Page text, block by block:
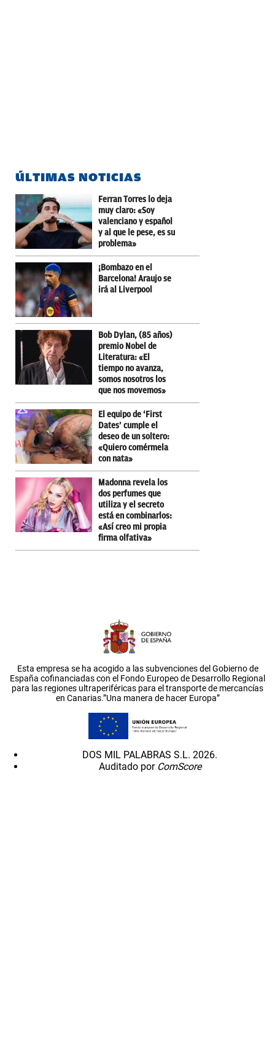
ÚLTIMAS NOTICIAS
Ferran Torres lo deja
muy claro: «Soy
valenciano y español
y al que le pese, es su
problema»
¡Bombazo en el
Barcelona! Araujo se
irá al Liverpool
Bob Dylan, (85 años)
premio Nobel de
Literatura: «El
tiempo no avanza,
somos nosotros los
que nos movemos»
El equipo de ‘First
Dates’ cumple el
deseo de un soltero:
«Quiero comérmela
con nata»
Madonna revela los
dos perfumes que
utiliza y el secreto
está en combinarlos:
«Así creo mi propia
firma olfativa»
Esta empresa se ha acogido a las subvenciones del Gobierno de
España cofinanciadas con el Fondo Europeo de Desarrollo Regional
para las regiones ultraperiféricas para el transporte de mercancías
en Canarias.”Una manera de hacer Europa”
DOS MIL PALABRAS S.L. 2026.
Auditado por ComScore